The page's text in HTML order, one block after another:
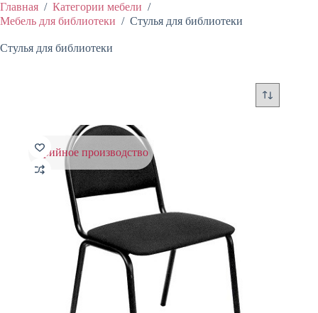
Главная / Категории мебели /
Мебель для библиотеки / Стулья для библиотеки
Стулья для библиотеки
серийное производство